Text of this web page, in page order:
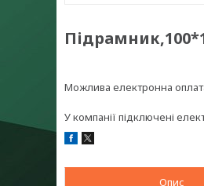
У компанії підключені
Опис